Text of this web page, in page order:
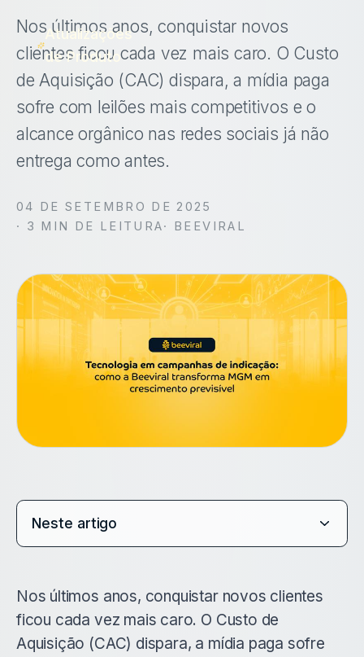
Atualizações
de Produto
Nos últimos anos, conquistar novos
clientes ficou cada vez mais caro. O Custo
de Aquisição (CAC) dispara, a mídia paga
sofre com leilões mais competitivos e o
alcance orgânico nas redes sociais já não
entrega como antes.
04 DE SETEMBRO DE 2025
· 3 MIN DE LEITURA· BEEVIRAL
Neste artigo
Nos últimos anos, conquistar novos clientes
ficou cada vez mais caro. O Custo de
Aquisição (CAC) dispara, a mídia paga sofre